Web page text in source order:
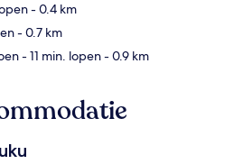
- 0.4 km
- 0.7 km
- 11 min. lopen- 0.9 km